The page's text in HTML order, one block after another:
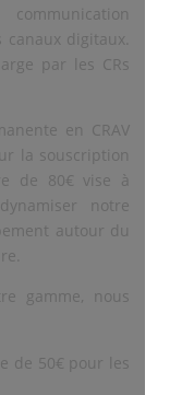
communication
digitaux.
par les CRs
en CRAV
la souscription
de 80€ vise à
notre
autour du
gamme, nous
de 50€ pour les